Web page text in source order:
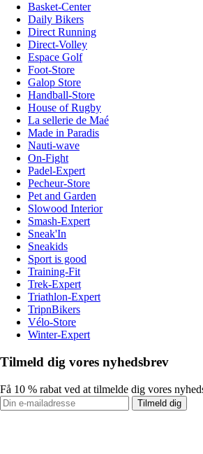
Basket-Center
Daily Bikers
Direct Running
Direct-Volley
Espace Golf
Foot-Store
Galop Store
Handball-Store
House of Rugby
La sellerie de Maé
Made in Paradis
Nauti-wave
On-Fight
Padel-Expert
Pecheur-Store
Pet and Garden
Slowood Interior
Smash-Expert
Sneak'In
Sneakids
Sport is good
Training-Fit
Trek-Expert
Triathlon-Expert
TripnBikers
Vélo-Store
Winter-Expert
Tilmeld dig vores nyhedsbrev
Få 10 % rabat ved at tilmelde dig vores
Tilmeld dig